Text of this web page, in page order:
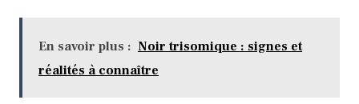
En savoir plus : Noir trisomique : signes et
réalités à connaître